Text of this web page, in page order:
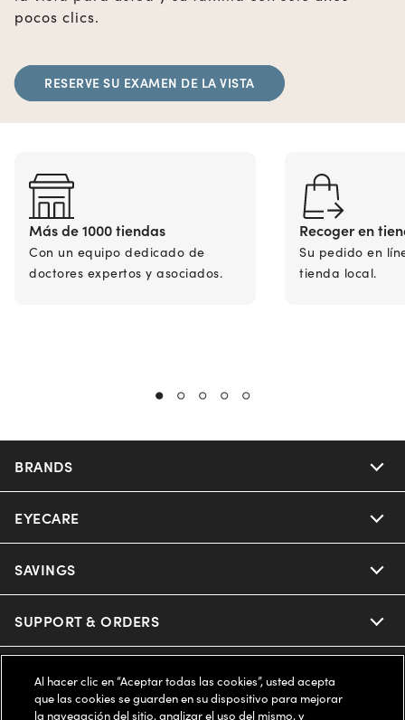
pocos clics.
RESERVE SU EXAMEN DE LA VISTA
Más de 1000 tiendas
Con un equipo dedicado de
doctores expertos y asociados.
Recoger en
Su pedido en
tienda local.
BRANDS
Nuance Audio
Ray-Ban
Oakley
Ray-Ban | Meta
Oakley Meta
EYECARE
Our Eyeglasses
Our Sunglasses
Ray-Ban | Meta
SAVINGS
Offers & Discount
FSA & HSA
SUPPORT & ORDERS
Help Center
LEGAL
Al hacer clic en “Aceptar todas las cookies”, usted acepta
que las cookies se guarden en su dispositivo para mejorar
la navegación del sitio, analizar el uso del mismo, y